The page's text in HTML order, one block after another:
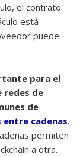
el contrato
está
puede
para el
redes de
de
entre cadenas.
permiten
a otra.